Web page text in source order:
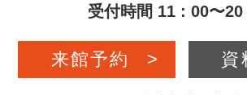
受付時間 11 : 00〜
来館予約 > 資